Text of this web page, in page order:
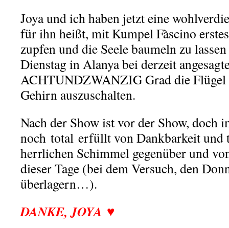
Joya und ich haben jetzt eine
für ihn heißt, mit Kumpel Fàscino
zupfen und die Seele baumeln zu
Dienstag in Alanya bei derzeit
ACHTUNDZWANZIG Grad die Flügel
Gehirn auszuschalten.
Nach der Show ist vor der Show, doch
noch total erfüllt von Dankbarkeit und
herrlichen Schimmel gegenüber und
dieser Tage (bei dem Versuch, den
überlagern…).
DANKE, JOYA ♥